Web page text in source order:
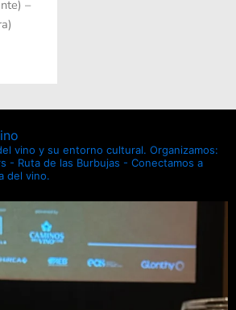
–
vino y su entorno cultural. Organizamos:
- Ruta de las Burbujas - Conectamos a
del vino.